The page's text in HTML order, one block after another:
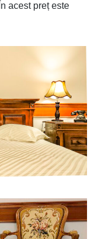
acest preț este